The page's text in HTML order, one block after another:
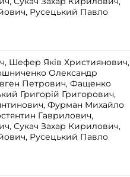
Русецький Павло
Шефер Яків Християнович,
Олександр
Петрович, Фащенко
Григорій Григорович,
Фурман Михайло
Гаврилович,
Сукач Захар Кирилович,
Русецький Павло